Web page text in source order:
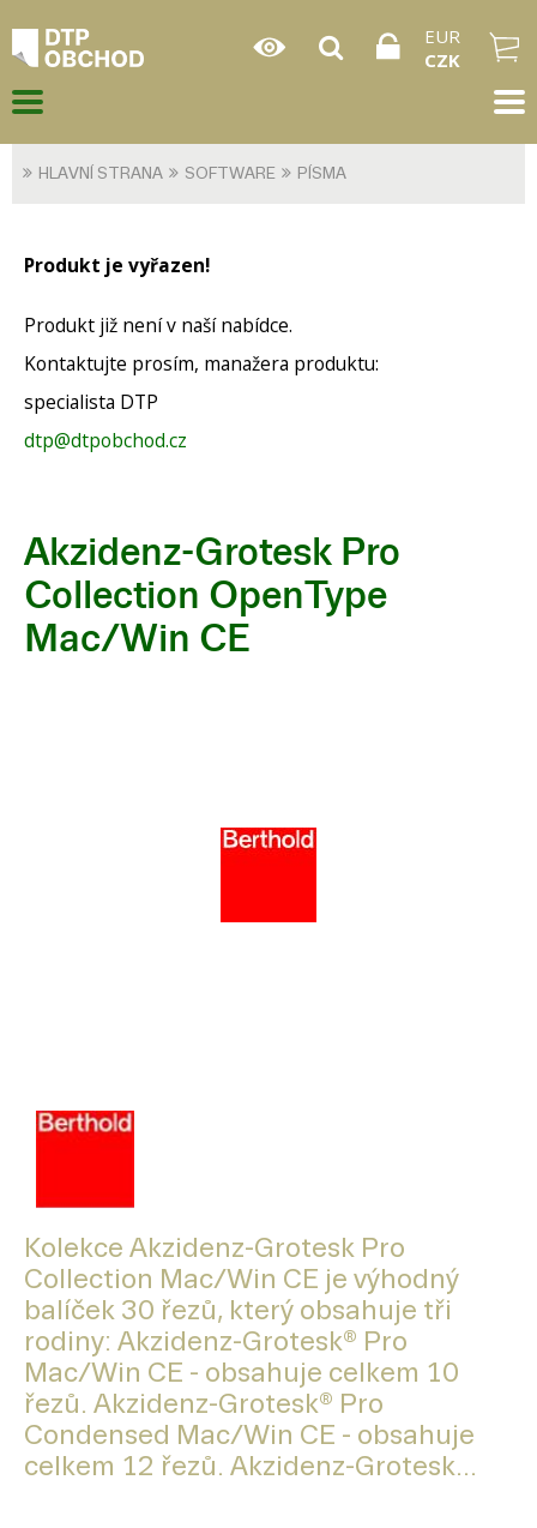
EUR
CZK
HLAVNÍ STRANA SOFTWARE PÍSMA
Produkt je vyřazen!
Produkt již není v naší nabídce.
Kontaktujte prosím, manažera produktu:
specialista DTP
dtp@dtpobchod.cz
Akzidenz-Grotesk Pro
Collection OpenType
Mac/Win CE
Kolekce Akzidenz-Grotesk Pro
Collection Mac/Win CE je výhodný
balíček 30 řezů, který obsahuje tři
rodiny: Akzidenz-Grotesk® Pro
Mac/Win CE - obsahuje celkem 10
řezů. Akzidenz-Grotesk® Pro
Condensed Mac/Win CE - obsahuje
celkem 12 řezů. Akzidenz-Grotesk...